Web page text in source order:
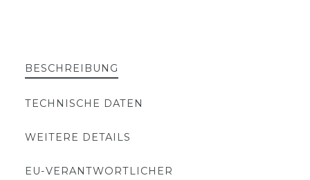
BESCHREIBUNG
TECHNISCHE DATEN
WEITERE DETAILS
EU-VERANTWORTLICHER